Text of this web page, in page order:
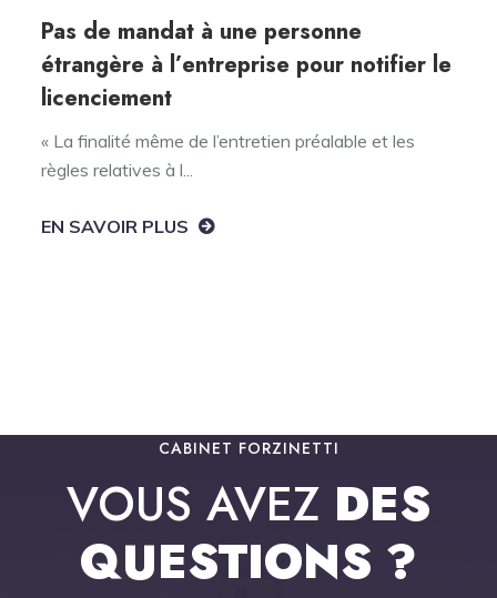
Pas de mandat à une personne
étrangère à l’entreprise pour notifier le
licenciement
« La finalité même de l’entretien préalable et les
règles relatives à l...
EN SAVOIR PLUS
CABINET FORZINETTI
VOUS AVEZ DES
QUESTIONS ?